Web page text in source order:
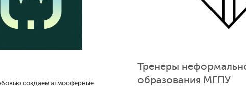
создаем атмосферные
Тренеры
образования МГПУ